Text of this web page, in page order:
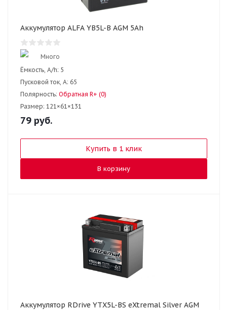
Аккумулятор ALFA YB5L-B AGM 5Ah
Много
Ёмкость, A/h: 5
Пусковой ток, А: 65
Полярность: Обратная R+ (0)
Размер: 121×61×131
79 руб.
Купить в 1 клик
В корзину
Аккумулятор RDrive YTX5L-BS eXtremal Silver AGM